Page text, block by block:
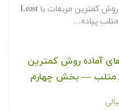
‫در ادامه کدها و برنامه های آماده روش کمترین مربعات یا Least
های آماده روش کمترین